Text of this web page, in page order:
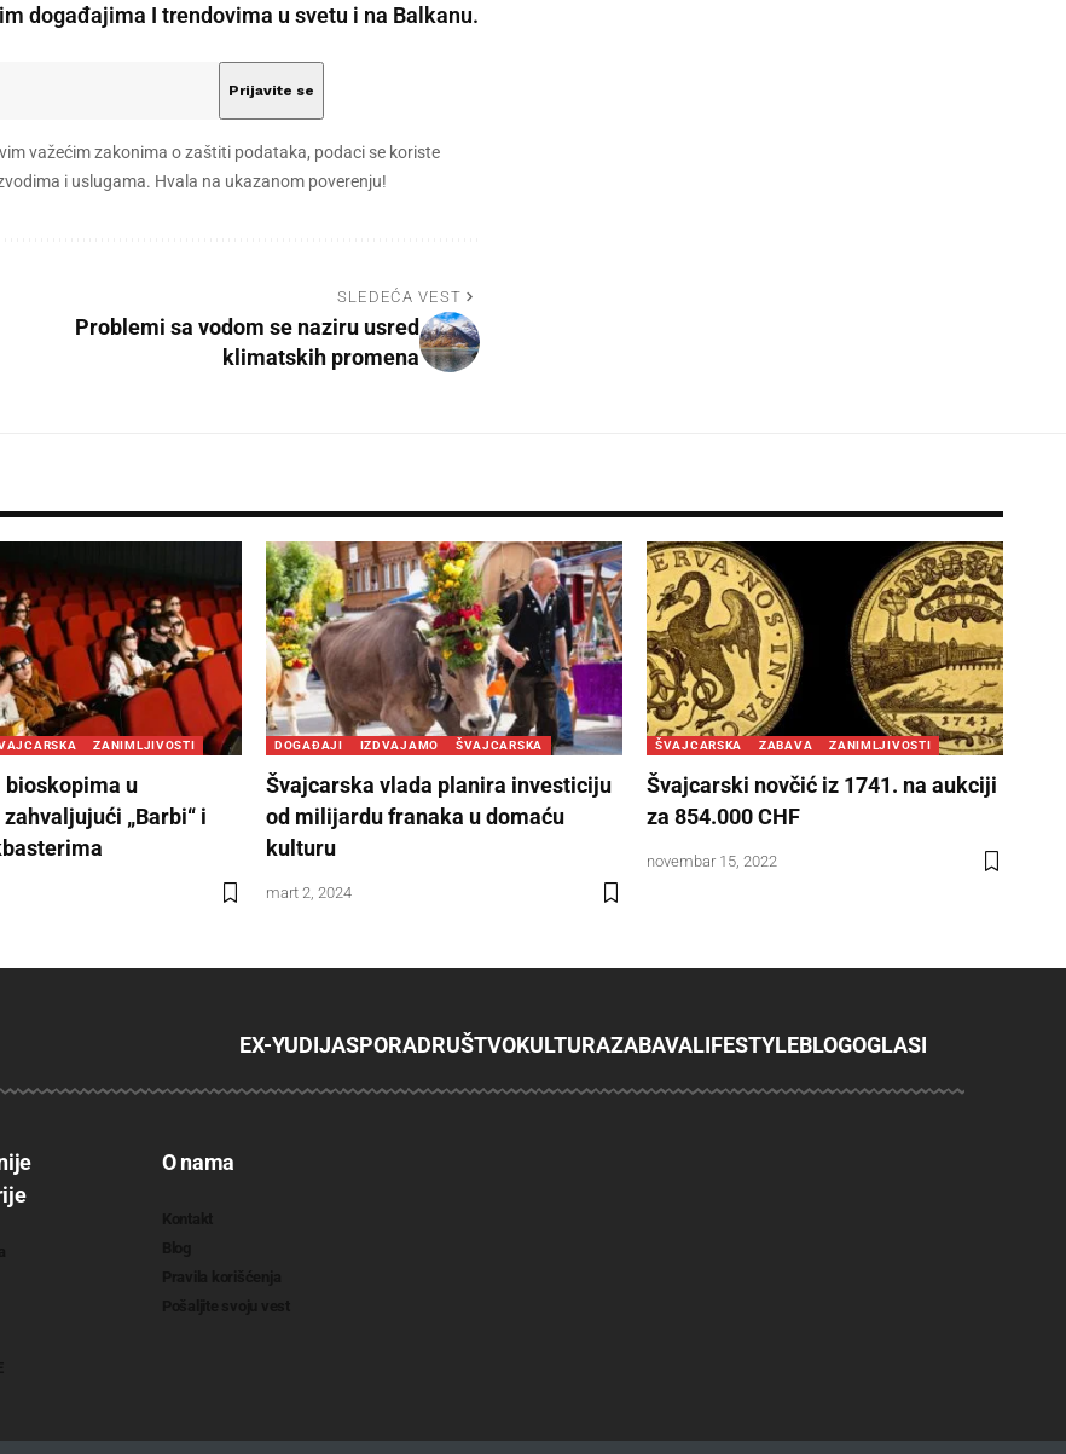
događajima I trendovima u svetu i na Balkanu.
važećim zakonima o zaštiti podataka, podaci se koriste
i uslugama. Hvala na ukazanom poverenju!
SLEDEĆA VEST
Problemi sa vodom se naziru usred
klimatskih promena
ZANIMLJIVOSTI
bioskopima u
„Barbi“ i
DOGAĐAJI IZDVAJAMO ŠVAJCARSKA
Švajcarska vlada planira investiciju
od milijardu franaka u domaću
kulturu
mart 2, 2024
ŠVAJCARSKA ZABAVA ZANIMLJIVOSTI
Švajcarski novčić iz 1741. na aukciji
za 854.000 CHF
novembar 15, 2022
EX-YUDIJASPORADRUŠTVOKULTURAZABAVALIFESTYLEBLOGOGLASI
O nama